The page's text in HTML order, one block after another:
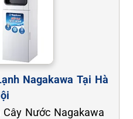
Nagakawa Tại Hà
Nước Nagakawa